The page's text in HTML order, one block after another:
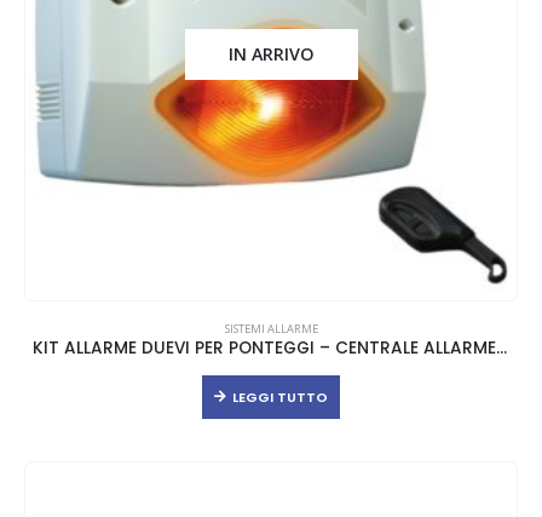
IN ARRIVO
SISTEMI ALLARME
KIT ALLARME DUEVI PER PONTEGGI – CENTRALE ALLARME KIT CONTRARM E SENSORE AD EFFETTO BARRIERA VIPER-R
LEGGI TUTTO